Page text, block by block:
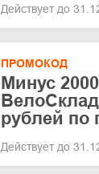
Действует до
ПРОМОКОД
Минус
рублей по
Действует до